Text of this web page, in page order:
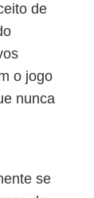
de
o jogo
nunca
se